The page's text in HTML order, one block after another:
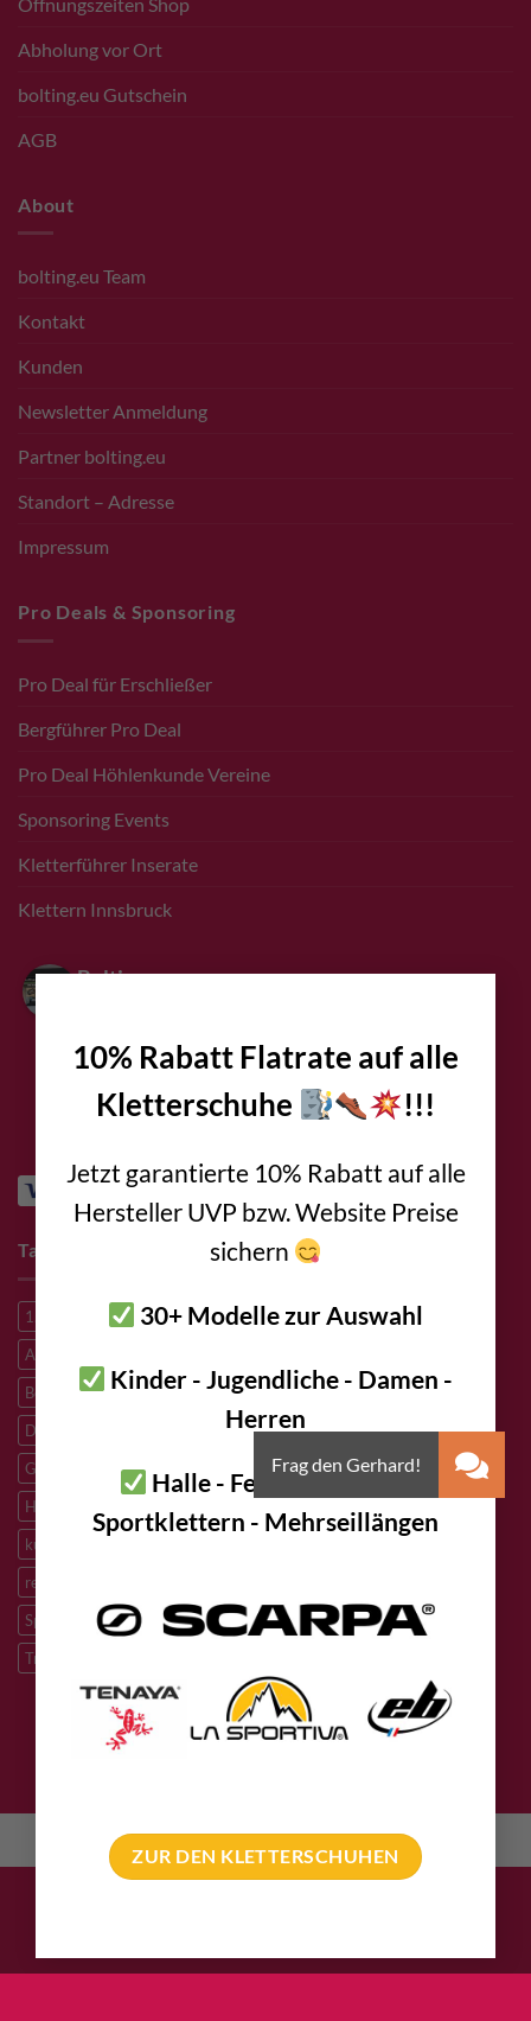
10% Rabatt Flatrate auf alle
Kletterschuhe
!!!
Jetzt garantierte 10% Rabatt auf alle
Hersteller UVP bzw. Website Preise
sichern
30+ Modelle zur Auswahl
Kinder - Jugendliche - Damen -
Herren
Halle - Fels - Bouldern -
Sportklettern - Mehrseillängen
ZUR DEN KLETTERSCHUHEN
Abholung vor Ort
bolting.eu Gutschein
AGB
About
bolting.eu Team
Kontakt
Kunden
Newsletter Anmeldung
Partner bolting.eu
Standort – Adresse
Impressum
Pro Deals & Sponsoring
Pro Deal für Erschließer
Bergführer Pro Deal
Pro Deal Höhlenkunde Vereine
Sponsoring Events
Kletterführer Inserate
Klettern Innsbruck
Bolting.eu
Bewertungen
powered byGoogle
bewerte uns auf
Tags
1. Hilfe A2 Stahl A4 Stahl Abseilen
Alpine route
Alpinklettern
Bergsteigen
Big Wall Klettern Bouldern
Canyoning
Dyneema
Eisklettern Flaschenzug
Flying Fox
Granit
HCR Heben Lasten Hochtouren
Höhenarbeiten
Höhlenforschung
künstliche Kletterrouten
redundantes Arbeiten
Speleologie
Sportklettern Tibetan Bridge
Titan
Trad Klettern
English(Englisch) Deutsch